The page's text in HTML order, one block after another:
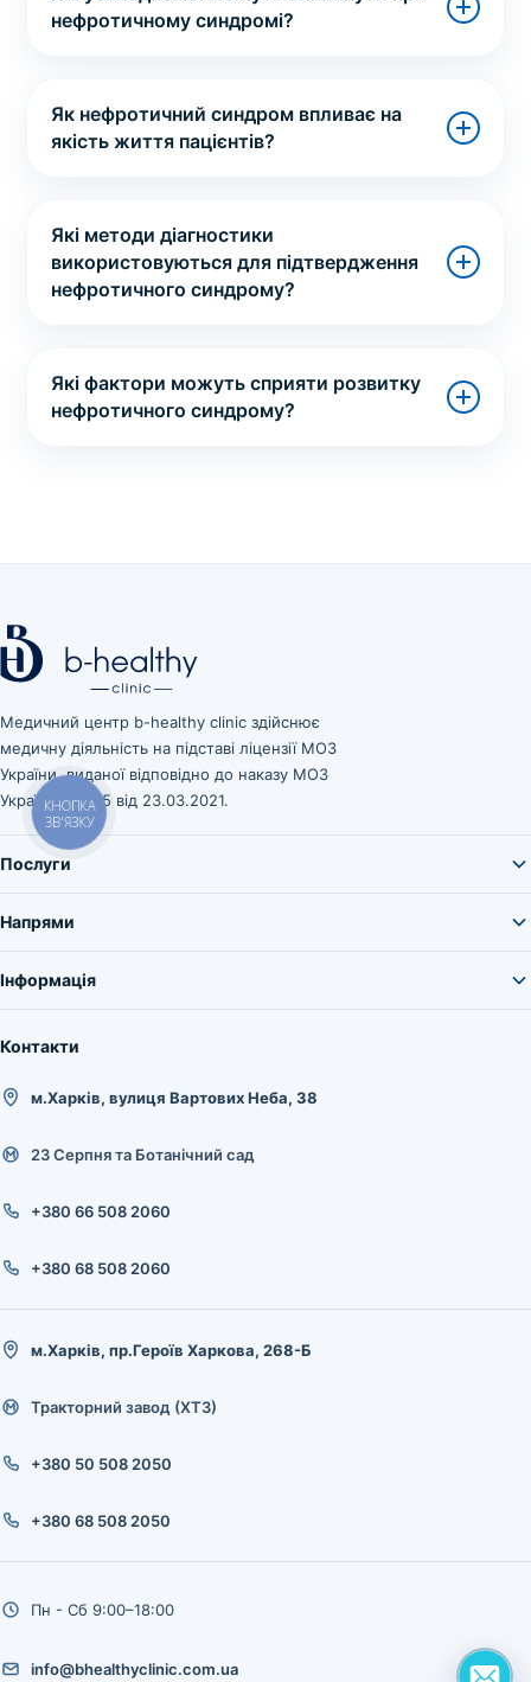
нефротичному синдромі?
Як нефротичний синдром впливає на
якість життя пацієнтів?
Які методи діагностики
використовуються для підтвердження
нефротичного синдрому?
Які фактори можуть сприяти розвитку
нефротичного синдрому?
Медичний центр b-healthy clinic здійснює
медичну діяльність на підставі ліцензії МОЗ
України, виданої відповідно до наказу МОЗ
України № 545 від 23.03.2021.
Послуги
Напрями
Інформація
Контакти
м.Харків, вулиця Вартових Неба, 38
23 Серпня та Ботанічний сад
+380 66 508 2060
+380 68 508 2060
м.Харків, пр.Героїв Харкова, 268-Б
Тракторний завод (ХТЗ)
+380 50 508 2050
+380 68 508 2050
Пн - Сб 9:00–18:00
info@bhealthyclinic.com.ua
КНОПКА
ЗВ'ЯЗКУ